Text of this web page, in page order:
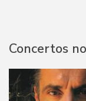
Concertos